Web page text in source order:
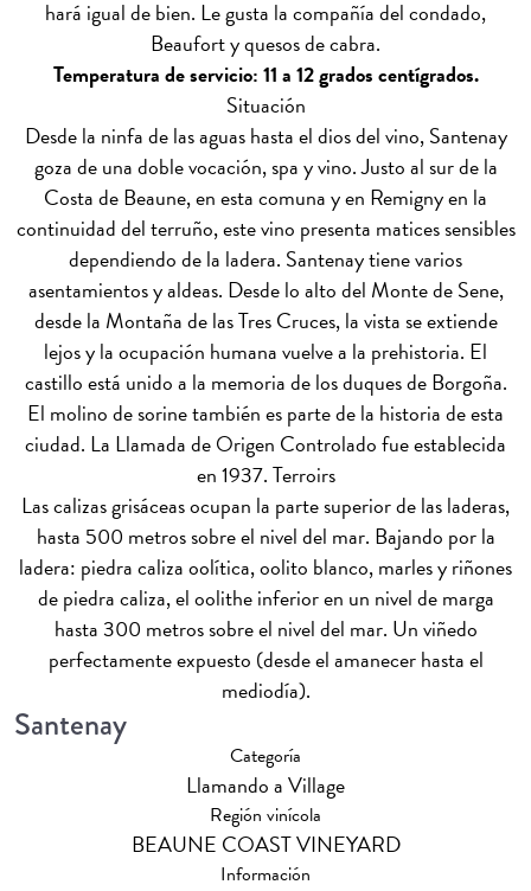
hará igual de bien. Le gusta la compañía del condado,
Beaufort y quesos de cabra.
Temperatura de servicio: 11 a 12 grados centígrados.
Situación
Desde la ninfa de las aguas hasta el dios del vino, Santenay
goza de una doble vocación, spa y vino. Justo al sur de la
Costa de Beaune, en esta comuna y en Remigny en la
continuidad del terruño, este vino presenta matices sensibles
dependiendo de la ladera. Santenay tiene varios
asentamientos y aldeas. Desde lo alto del Monte de Sene,
desde la Montaña de las Tres Cruces, la vista se extiende
lejos y la ocupación humana vuelve a la prehistoria. El
castillo está unido a la memoria de los duques de Borgoña.
El molino de sorine también es parte de la historia de esta
ciudad. La Llamada de Origen Controlado fue establecida
en 1937.Terroirs
Las calizas grisáceas ocupan la parte superior de las laderas,
hasta 500 metros sobre el nivel del mar. Bajando por la
ladera: piedra caliza oolítica, oolito blanco, marles y riñones
de piedra caliza, el oolithe inferior en un nivel de marga
hasta 300 metros sobre el nivel del mar. Un viñedo
perfectamente expuesto (desde el amanecer hasta el
mediodía).
Santenay
Categoría
Llamando a Village
Región vinícola
BEAUNE COAST VINEYARD
Información